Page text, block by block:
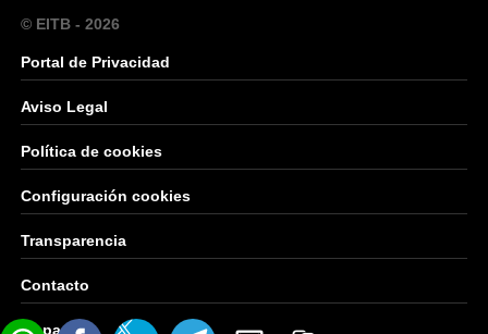
© EITB - 2026
Portal de Privacidad
Aviso Legal
Política de cookies
Configuración cookies
Transparencia
Contacto
Mapa Web